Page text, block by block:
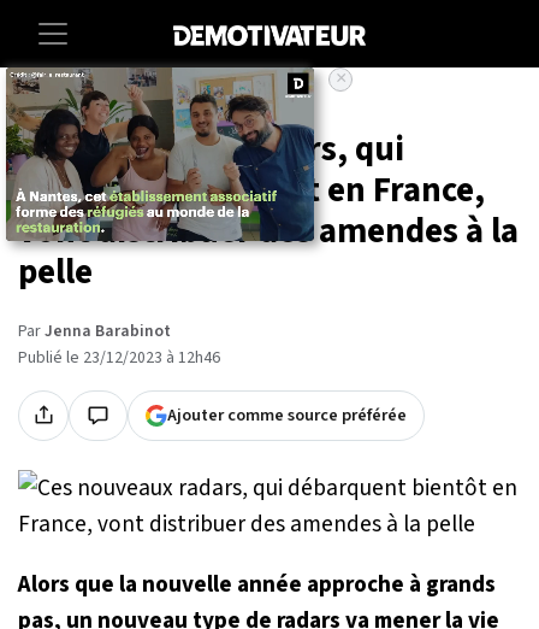
Accueil Vie-pratique
Ces nouveaux radars, qui
débarquent bientôt en France,
vont distribuer des amendes à la
pelle
ParJenna Barabinot
Publié le 23/12/2023 à 12h46
Ajouter comme source préférée
Alors que la nouvelle année approche à grands
pas, un nouveau type de radars va mener la vie
×